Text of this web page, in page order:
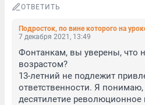
ОТВЕТИТЬ
7 декабря 2021, 13:49
Фонтанкам, вы уверены, что
возрастом?
13-летний не подлежит
ответственности. Я
десятилетие революционное